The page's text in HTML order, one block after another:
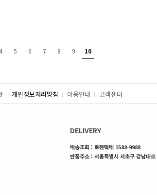
4 5 6 7 8 9 10
개인정보처리방침 이용안내 고객센터
DELIVERY
배송조회 : 로젠택배 1588-9988
반품주소 : 서울특별시 서초구 강남대